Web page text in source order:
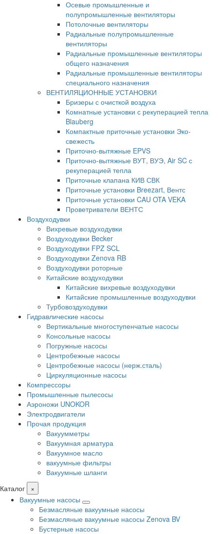
Осевые промышленные и
полупромышленные вентиляторы
Потолочные вентиляторы
Радиальные полупромышленные
вентиляторы
Радиальные промышленные вентиляторы
общего назначения
Радиальные промышленные вентиляторы
специального назначения
ВЕНТИЛЯЦИОННЫЕ УСТАНОВКИ
Бризеры с очисткой воздуха
Комнатные установки с рекуперацией тепла
Blauberg
Компактные приточные установки Эко-
свежесть
Приточно-вытяжные EPVS
Приточно-вытяжные ВУТ, ВУЭ, Air SC с
рекуперацией тепла
Приточные клапана КИВ СВК
Приточные установки Breezart, Вентс
Приточные установки CAU OTA VEKA
Проветриватели ВЕНТС
Воздуходувки
Вихревые воздуходувки
Воздуходувки Becker
Воздуходувки FPZ SCL
Воздуходувки Zenova RB
Воздуходувки роторные
Китайские воздуходувки
Китайские вихревые воздуходувки
Китайские промышленные воздуходувки
Турбовоздуходувки
Гидравлические насосы
Вертикальные многоступенчатые насосы
Консольные насосы
Погружные насосы
Центробежные насосы
Центробежные насосы (нерж.сталь)
Циркуляционные насосы
Компрессоры
Промышленные пылесосы
Аэроножи UNOKOR
Электродвигатели
Прочая продукция
Вакуумметры
Вакуумная арматура
Вакуумное масло
вакуумные фильтры
Вакуумные шланги
Каталог
×
Вакуумные насосы
Безмасляные вакуумные насосы
Безмасляные вакуумные насосы Zenova BV
Бустерные насосы